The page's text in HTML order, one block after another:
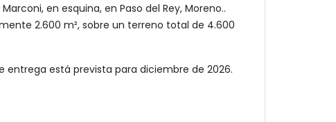
en esquina, en Paso del Rey, Moreno..
2.600 m², sobre un terreno total de 4.600
entrega está prevista para diciembre de 2026.